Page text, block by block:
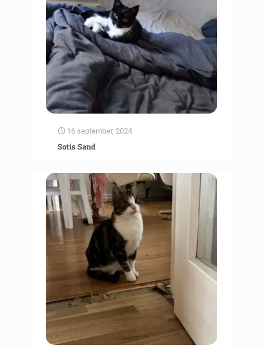
16 september, 2024
Sotis Sand